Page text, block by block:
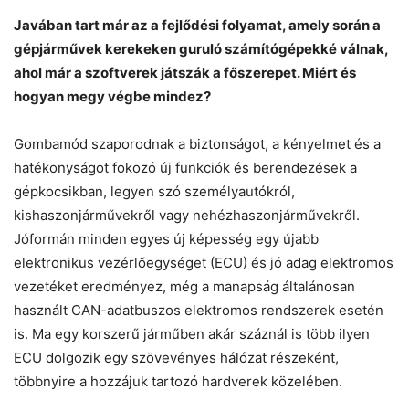
Javában tart már az a fejlődési folyamat, amely során a
gépjárművek kerekeken guruló számítógépekké válnak,
ahol már a szoftverek játszák a főszerepet. Miért és
hogyan megy végbe mindez?
Gombamód szaporodnak a biztonságot, a kényelmet és a
hatékonyságot fokozó új funkciók és berendezések a
gépkocsikban, legyen szó személyautókról,
kishaszonjárművekről vagy nehézhaszonjárművekről.
Jóformán minden egyes új képesség egy újabb
elektronikus vezérlőegységet (ECU) és jó adag elektromos
vezetéket eredményez, még a manapság általánosan
használt CAN-adatbuszos elektromos rendszerek esetén
is. Ma egy korszerű járműben akár száznál is több ilyen
ECU dolgozik egy szövevényes hálózat részeként,
többnyire a hozzájuk tartozó hardverek közelében.